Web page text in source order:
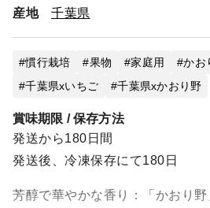
産地 千葉県
慣行栽培 果物 家庭用 かお
千葉県xいちご
千葉県xかおり野
賞味期限 / 保存方法
発送から180日間
発送後、冷凍保存にて180日
芳醇で華やかな香り：「かおり